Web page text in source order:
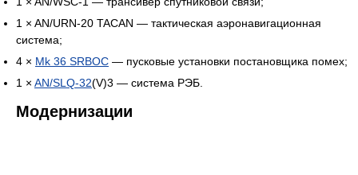
1 × AN/URN-20 TACAN — тактическая аэронавигационная
система;
4 × Mk 36 SRBOC — пусковые установки постановщика помех;
1 × AN/SLQ-32(V)3 — система РЭБ.
Модернизации